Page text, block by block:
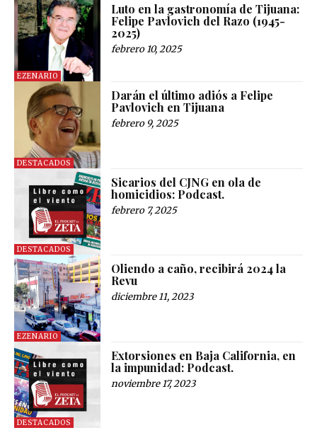
EZENARIO
Luto en la gastronomía de Tijuana:
Felipe Pavlovich del Razo (1945-
2025)
febrero 10, 2025
DESTACADOS
Darán el último adiós a Felipe
Pavlovich en Tijuana
febrero 9, 2025
DESTACADOS
Sicarios del CJNG en ola de
homicidios: Podcast.
febrero 7, 2025
EZENARIO
Oliendo a caño, recibirá 2024 la
Revu
diciembre 11, 2023
DESTACADOS
Extorsiones en Baja California, en
la impunidad: Podcast.
noviembre 17, 2023